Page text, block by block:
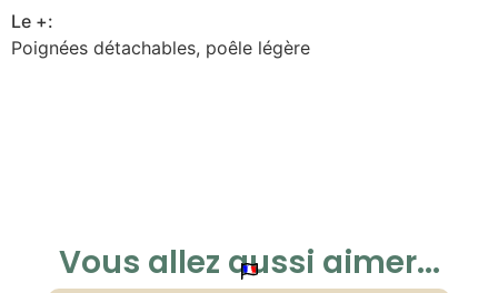
Le +:
Poignées détachables, poêle légère
Vous allez aussi aimer...